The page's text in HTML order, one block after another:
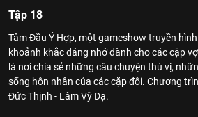
Tập 18
Tâm Đầu Ý Hợp, một gameshow truyền
khoảnh khắc đáng nhớ dành cho các cặp
là nơi chia sẻ những câu chuyện thú vị,
sống hôn nhân của các cặp đôi. Chương
Đức Thịnh - Lâm Vỹ Dạ.